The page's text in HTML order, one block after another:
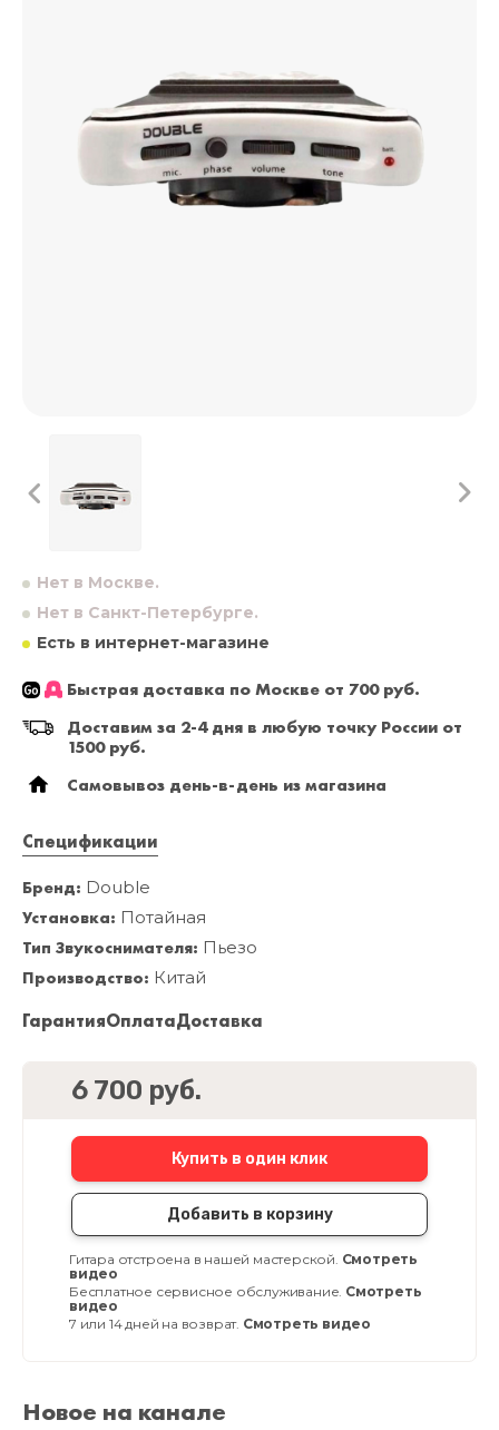
Нет в Москве.
Нет в Санкт-Петербурге.
Есть в интернет-магазине
Быстрая доставка по Москве от 700 руб.
Доставим за 2-4 дня в любую точку России от
1500 руб.
Самовывоз день-в-день из магазина
Спецификации
Бренд: Double
Установка: Потайная
Тип Звукоснимателя: Пьезо
Производство: Китай
ГарантияОплатаДоставка
6 700 руб.
Купить в один клик
Добавить в корзину
Гитара отстроена в нашей мастерской. Смотреть
видео
Бесплатное сервисное обслуживание. Смотреть
видео
7 или 14 дней на возврат. Смотреть видео
Новое на канале